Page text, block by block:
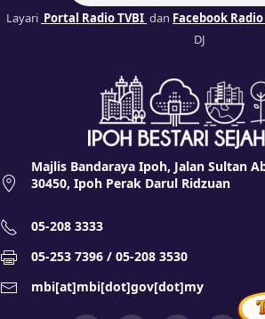
Layari Portal Radio TVBI dan Facebook
DJ
Majlis Bandaraya Ipoh, Jalan Sultan
30450, Ipoh Perak Darul Ridzuan
05-208 3333
05-253 7396 / 05-208 3530
mbi[at]mbi[dot]gov[dot]my